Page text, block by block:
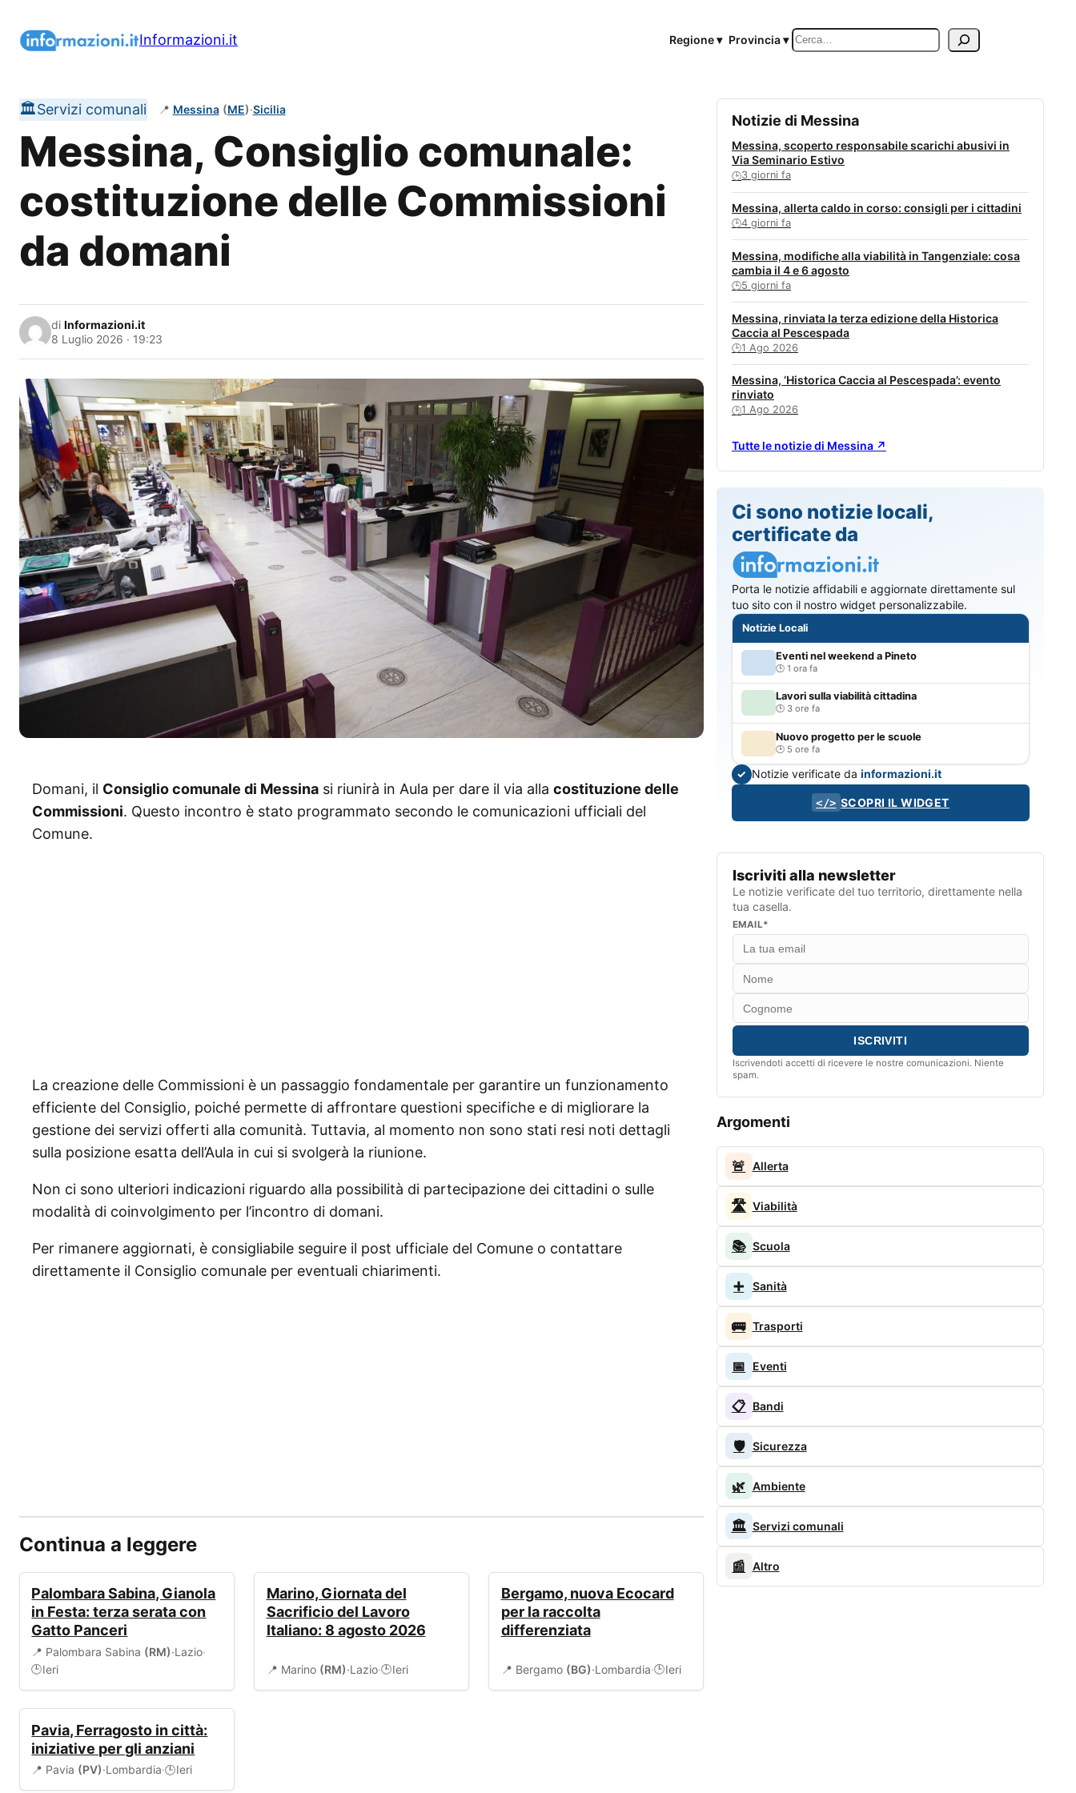
Informazioni.it Regione ▾ Provincia ▾ Cerca
🏛️Servizi comunali 📍 Messina (ME)·Sicilia
Messina, Consiglio comunale:
costituzione delle Commissioni
da domani
di Informazioni.it
8 Luglio 2026 · 19:23
Domani, il Consiglio comunale di Messina si riunirà in Aula per dare il via alla costituzione delle
Commissioni. Questo incontro è stato programmato secondo le comunicazioni ufficiali del
Comune.
La creazione delle Commissioni è un passaggio fondamentale per garantire un funzionamento
efficiente del Consiglio, poiché permette di affrontare questioni specifiche e di migliorare la
gestione dei servizi offerti alla comunità. Tuttavia, al momento non sono stati resi noti dettagli
sulla posizione esatta dell’Aula in cui si svolgerà la riunione.
Non ci sono ulteriori indicazioni riguardo alla possibilità di partecipazione dei cittadini o sulle
modalità di coinvolgimento per l’incontro di domani.
Per rimanere aggiornati, è consigliabile seguire il post ufficiale del Comune o contattare
direttamente il Consiglio comunale per eventuali chiarimenti.
Continua a leggere
Palombara Sabina, Gianola
in Festa: terza serata con
Gatto Panceri
📍 Palombara Sabina (RM)·Lazio·
🕒Ieri
Marino, Giornata del
Sacrificio del Lavoro
Italiano: 8 agosto 2026
📍 Marino (RM)·Lazio·🕒Ieri
Bergamo, nuova Ecocard
per la raccolta
differenziata
📍 Bergamo (BG)·Lombardia·🕒Ieri
Pavia, Ferragosto in città:
iniziative per gli anziani
📍 Pavia (PV)·Lombardia·🕒Ieri
Notizie di Messina
Messina, scoperto responsabile scarichi abusivi in
Via Seminario Estivo
🕒3 giorni fa
Messina, allerta caldo in corso: consigli per i cittadini
🕒4 giorni fa
Messina, modifiche alla viabilità in Tangenziale: cosa
cambia il 4 e 6 agosto
🕒5 giorni fa
Messina, rinviata la terza edizione della Historica
Caccia al Pescespada
🕒1 Ago 2026
Messina, ‘Historica Caccia al Pescespada’: evento
rinviato
🕒1 Ago 2026
Tutte le notizie di Messina ↗
Ci sono notizie locali,
certificate da
Porta le notizie affidabili e aggiornate direttamente sul
tuo sito con il nostro widget personalizzabile.
Notizie Locali
Eventi nel weekend a Pineto
1 ora fa
Lavori sulla viabilità cittadina
3 ore fa
Nuovo progetto per le scuole
5 ore fa
✓ Notizie verificate da informazioni.it
</> SCOPRI IL WIDGET
Iscriviti alla newsletter
Le notizie verificate del tuo territorio, direttamente nella
tua casella.
EMAIL*
Iscrivendoti accetti di ricevere le nostre comunicazioni. Niente
spam.
Argomenti
🚨 Allerta
🛣️ Viabilità
📚 Scuola
➕ Sanità
🚌 Trasporti
📅 Eventi
📋 Bandi
🛡️ Sicurezza
🌿 Ambiente
🏛️ Servizi comunali
📰 Altro